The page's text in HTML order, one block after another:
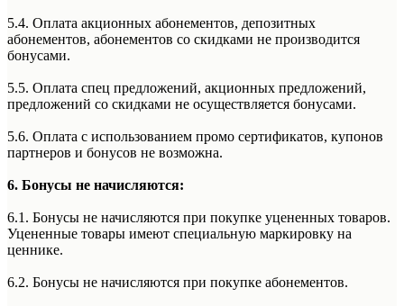
5.4. Оплата акционных абонементов, депозитных
абонементов, абонементов со скидками не производится
бонусами.
5.5. Оплата спец предложений, акционных предложений,
предложений со скидками не осуществляется бонусами.
5.6. Оплата с использованием промо сертификатов, купонов
партнеров и бонусов не возможна.
6. Бонусы не начисляются:
6.1. Бонусы не начисляются при покупке уцененных товаров.
Уцененные товары имеют специальную маркировку на
ценнике.
6.2. Бонусы не начисляются при покупке абонементов.